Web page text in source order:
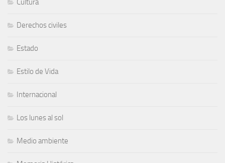
Cultura
Derechos civiles
Estado
Estilo de Vida
Internacional
Los lunes al sol
Medio ambiente